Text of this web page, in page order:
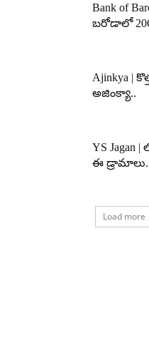
Bank of
బరోడాలో
Ajinkya |
అజింక్యా..
YS Jagan
ఈ
Load more